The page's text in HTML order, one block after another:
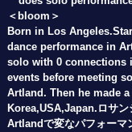
＜bloom＞
Born in Los Angeles.
dance performance in
solo with 0 connections
events before meeting
Artland. Then he made
Korea,USA,Japan. ロサン
Artlandで変なパフォーマ